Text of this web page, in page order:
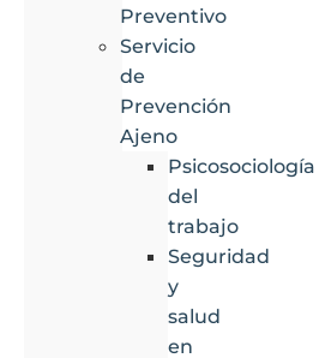
Preventivo
Servicio
de
Prevención
Ajeno
Psicosociología
del
trabajo
Seguridad
y
salud
en